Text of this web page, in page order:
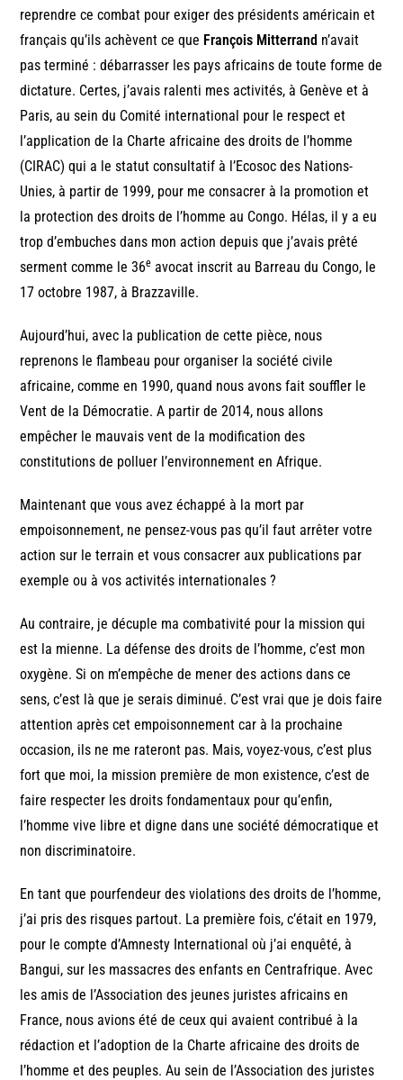
reprendre ce combat pour exiger des présidents américain et
français qu’ils achèvent ce que François Mitterrand n’avait
pas terminé : débarrasser les pays africains de toute forme de
dictature. Certes, j’avais ralenti mes activités, à Genève et à
Paris, au sein du Comité international pour le respect et
l’application de la Charte africaine des droits de l’homme
(CIRAC) qui a le statut consultatif à l’Ecosoc des Nations-
Unies, à partir de 1999, pour me consacrer à la promotion et
la protection des droits de l’homme au Congo. Hélas, il y a eu
trop d’embuches dans mon action depuis que j’avais prêté
serment comme le 36e avocat inscrit au Barreau du Congo, le
17 octobre 1987, à Brazzaville.
Aujourd’hui, avec la publication de cette pièce, nous
reprenons le flambeau pour organiser la société civile
africaine, comme en 1990, quand nous avons fait souffler le
Vent de la Démocratie. A partir de 2014, nous allons
empêcher le mauvais vent de la modification des
constitutions de polluer l’environnement en Afrique.
Maintenant que vous avez échappé à la mort par
empoisonnement, ne pensez-vous pas qu’il faut arrêter votre
action sur le terrain et vous consacrer aux publications par
exemple ou à vos activités internationales ?
Au contraire, je décuple ma combativité pour la mission qui
est la mienne. La défense des droits de l’homme, c’est mon
oxygène. Si on m’empêche de mener des actions dans ce
sens, c’est là que je serais diminué. C’est vrai que je dois faire
attention après cet empoisonnement car à la prochaine
occasion, ils ne me rateront pas. Mais, voyez-vous, c’est plus
fort que moi, la mission première de mon existence, c’est de
faire respecter les droits fondamentaux pour qu’enfin,
l’homme vive libre et digne dans une société démocratique et
non discriminatoire.
En tant que pourfendeur des violations des droits de l’homme,
j’ai pris des risques partout. La première fois, c’était en 1979,
pour le compte d’Amnesty International où j’ai enquêté, à
Bangui, sur les massacres des enfants en Centrafrique. Avec
les amis de l’Association des jeunes juristes africains en
France, nous avions été de ceux qui avaient contribué à la
rédaction et l’adoption de la Charte africaine des droits de
l’homme et des peuples. Au sein de l’Association des juristes